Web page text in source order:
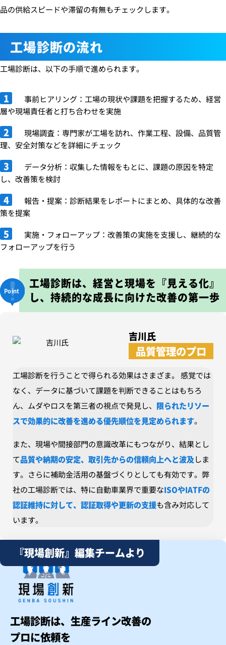
品の供給スピードや滞留の有無もチェックします。
工場診断の流れ
工場診断は、以下の手順で進められます。
事前ヒアリング：工場の現状や課題を把握するため、経営
層や現場責任者と打ち合わせを実施
現場調査：専門家が工場を訪れ、作業工程、設備、品質管
理、安全対策などを詳細にチェック
データ分析：収集した情報をもとに、課題の原因を特定
し、改善策を検討
報告・提案：診断結果をレポートにまとめ、具体的な改善
策を提案
実施・フォローアップ：改善策の実施を支援し、継続的な
フォローアップを行う
工場診断は、経営と現場を『見える化』
し、 持続的な成長に向けた改善の第一歩
吉川氏
品質管理のプロ
工場診断を行うことで得られる効果はさまざま。 感覚では
なく、データに基づいて課題を判断できることはもちろ
ん、ムダやロスを第三者の視点で発見し、 限られたリソー
スで効果的に改善を進める優先順位を見定められます。
また、現場や間接部門の意識改革にもつながり、結果とし
て品質や納期の安定、取引先からの信頼向上へと波及しま
す。さらに補助金活用の基盤づくりとしても有効です。 弊
社の工場診断では、特に自動車業界で重要なISOやIATFの
認証維持に対して、認証取得や更新の支援も含み対応して
います。
『現場創新』編集チームより
工場診断は、生産ライン改善の
プロに依頼を